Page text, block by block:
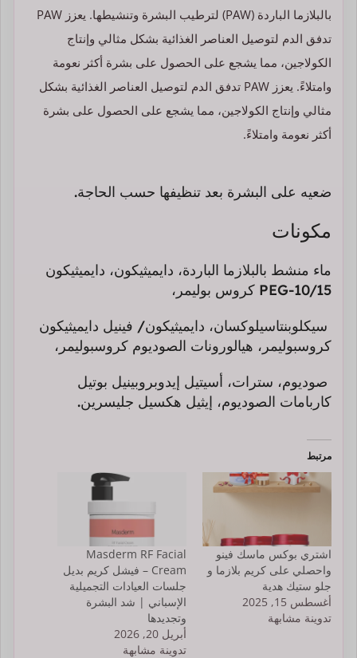
بالبلازما الباردة (PAW) لترطيب البشرة وتنشيطها. يعزز PAW
تدفق الدم لتوصيل العناصر الغذائية بشكل مثالي وإنتاج
الكولاجين، مما يشجع على الحصول على بشرة أكثر نعومة
وامتلاءً.
يعزز PAW تدفق الدم لتوصيل العناصر الغذائية بشكل
مثالي وإنتاج الكولاجين، مما يشجع على الحصول على بشرة
أكثر نعومة وامتلاءً.
ضعيه على البشرة بعد تنظيفها حسب الحاجة.
مكونات
ماء منشط بالبلازما الباردة، دايميثيكون، دايميثيكون
PEG-10/15 كروس بوليمر،
سيكلوبنتاسيلوكسان، دايميثيكون/ فينيل دايميثيكون
كروسبوليمر، هيالورونات الصوديوم كروسبوليمر،
صوديوم، سترات، أسيتيل إيدوبروبينيل بوتيل
كاربامات الصوديوم، إيثيل هكسيل جليسرين.
مرتبط
اشتري بوكس ماسك فينو
واحصلي على كريم بلازما و
جلو ستيك هدية
أغسطس 15, 2025
تدوينة مشابهة
Masderm RF Facial
Cream – فيشل كريم بديل
جلسات العيادات التجميلية
الإسباني | شد البشرة
وتجديدها
أبريل 20, 2026
تدوينة مشابهة